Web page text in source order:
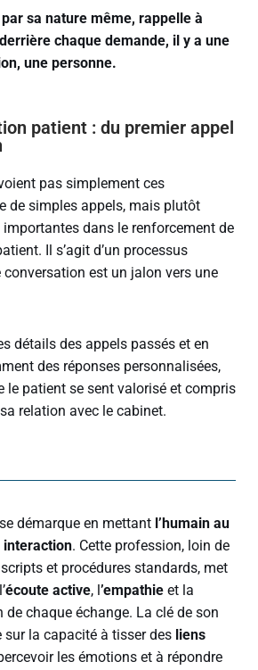
sa nature même, rappelle à
chaque demande, il y a une
une personne.
patient : du premier appel
pas simplement ces
de simples appels, mais plutôt
dans le renforcement de
Il s’agit d’un processus
est un jalon vers une
détails des appels passés et en
des réponses personnalisées,
le patient se sent valorisé et compris
relation avec le cabinet.
démarque en mettantl’humain au
interaction. Cette profession, loin de
et procédures standards, met
écoute active, l’empathieet la
chaque échange. La clé de son
sur la capacité à tisser des liens
les émotions et à répondre